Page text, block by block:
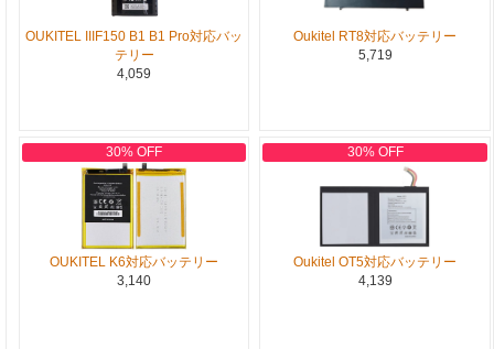
OUKITEL IIIF150 B1 B1 Pro対応バッ
テリー
4,059
Oukitel RT8対応バッテリー
5,719
30% OFF
OUKITEL K6対応バッテリー
3,140
30% OFF
Oukitel OT5対応バッテリー
4,139